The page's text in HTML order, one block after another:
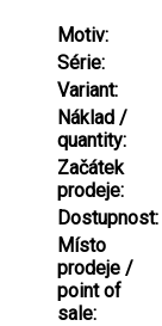
Motiv:
Série:
Variant:
Náklad /
quantity:
Začátek
prodeje:
Dostupnost:
Místo
prodeje /
point of
sale: